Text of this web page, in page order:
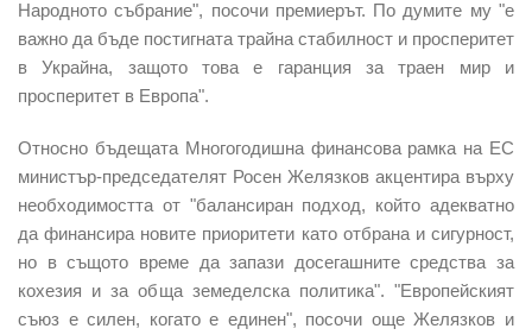
Народното събрание", посочи премиерът. По думите му "е
важно да бъде постигната трайна стабилност и просперитет
в Украйна, защото това е гаранция за траен мир и
просперитет в Европа".
Относно бъдещата Многогодишна финансова рамка на ЕС
министър-председателят Росен Желязков акцентира върху
необходимостта от "балансиран подход, който адекватно
да финансира новите приоритети като отбрана и сигурност,
но в същото време да запази досегашните средства за
кохезия и за обща земеделска политика". "Европейският
съюз е силен, когато е единен", посочи още Желязков и